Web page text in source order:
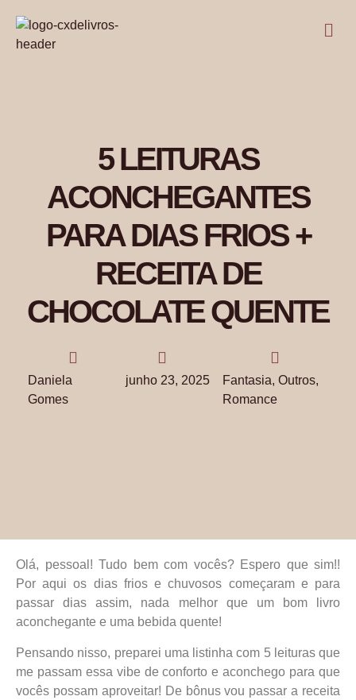
5 LEITURAS
ACONCHEGANTES
PARA DIAS FRIOS +
RECEITA DE
CHOCOLATE QUENTE
Daniela
Gomes
junho 23, 2025 Fantasia, Outros,
Romance
Olá, pessoal! Tudo bem com vocês? Espero que sim!!
Por aqui os dias frios e chuvosos começaram e para
passar dias assim, nada melhor que um bom livro
aconchegante e uma bebida quente!
Pensando nisso, preparei uma listinha com 5 leituras que
me passam essa vibe de conforto e aconchego para que
vocês possam aproveitar! De bônus vou passar a receita